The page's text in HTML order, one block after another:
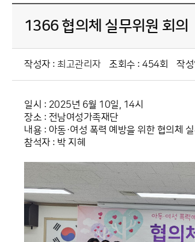
1366 협의체 실무위원 회의
작성자 : 최고관리자 조회수 : 454회 작
일시 : 2025년 6월 10일, 14시
장소 : 전남여성가족재단
내용 : 아동·여성 폭력 예방을 위한 협의체
참석자 : 박 지혜